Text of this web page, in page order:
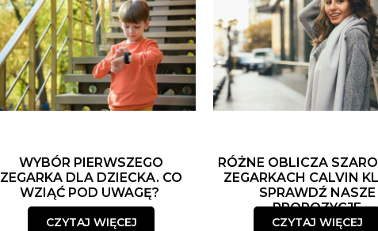
WYBÓR PIERWSZEGO
ZEGARKA DLA DZIECKA. CO
WZIĄĆ POD UWAGĘ?
CZYTAJ WIĘCEJ
RÓŻNE OBLICZA
ZEGARKACH CALVIN
SPRAWDŹ NASZE
PROPOZYCJE
CZYTAJ WIĘCEJ